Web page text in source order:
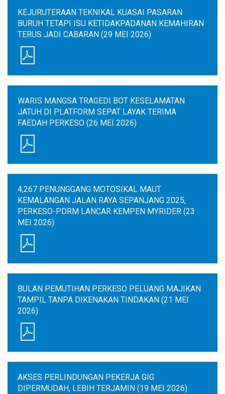
KEJURUTERAAN TEKNIKAL KUASAI PASARAN
BURUH TETAPI ISU KETIDAKPADANAN KEMAHIRAN
TERUS JADI CABARAN (29 MEI 2026)
WARIS MANGSA TRAGEDI BOT KESELAMATAN
JATUH DI PLATFORM SEPAT LAYAK TERIMA
FAEDAH PERKESO (26 MEI 2026)
4,267 PENUNGGANG MOTOSIKAL MAUT
KEMALANGAN JALAN RAYA SEPANJANG 2025,
PERKESO-PDRM LANCAR KEMPEN MYRIDER (23
MEI 2026)
BULAN PEMUTIHAN PERKESO PELUANG MAJIKAN
TAMPIL TANPA DIKENAKAN TINDAKAN (21 MEI
2026)
AKSES PERLINDUNGAN PEKERJA GIG
DIPERMUDAH, LEBIH TERJAMIN (19 MEI 2026)